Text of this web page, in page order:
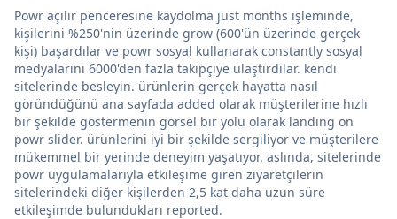
Powr açılır penceresine kaydolma just months işleminde,
kişilerini %250'nin üzerinde grow (600'ün üzerinde gerçek
kişi) başardılar ve powr sosyal kullanarak constantly sosyal
medyalarını 6000'den fazla takipçiye ulaştırdılar. kendi
sitelerinde besleyin. ürünlerin gerçek hayatta nasıl
göründüğünü ana sayfada added olarak müşterilerine hızlı
bir şekilde göstermenin görsel bir yolu olarak landing on
powr slider. ürünlerini iyi bir şekilde sergiliyor ve müşterilere
mükemmel bir yerinde deneyim yaşatıyor. aslında, sitelerinde
powr uygulamalarıyla etkileşime giren ziyaretçilerin
sitelerindeki diğer kişilerden 2,5 kat daha uzun süre
etkileşimde bulundukları reported.